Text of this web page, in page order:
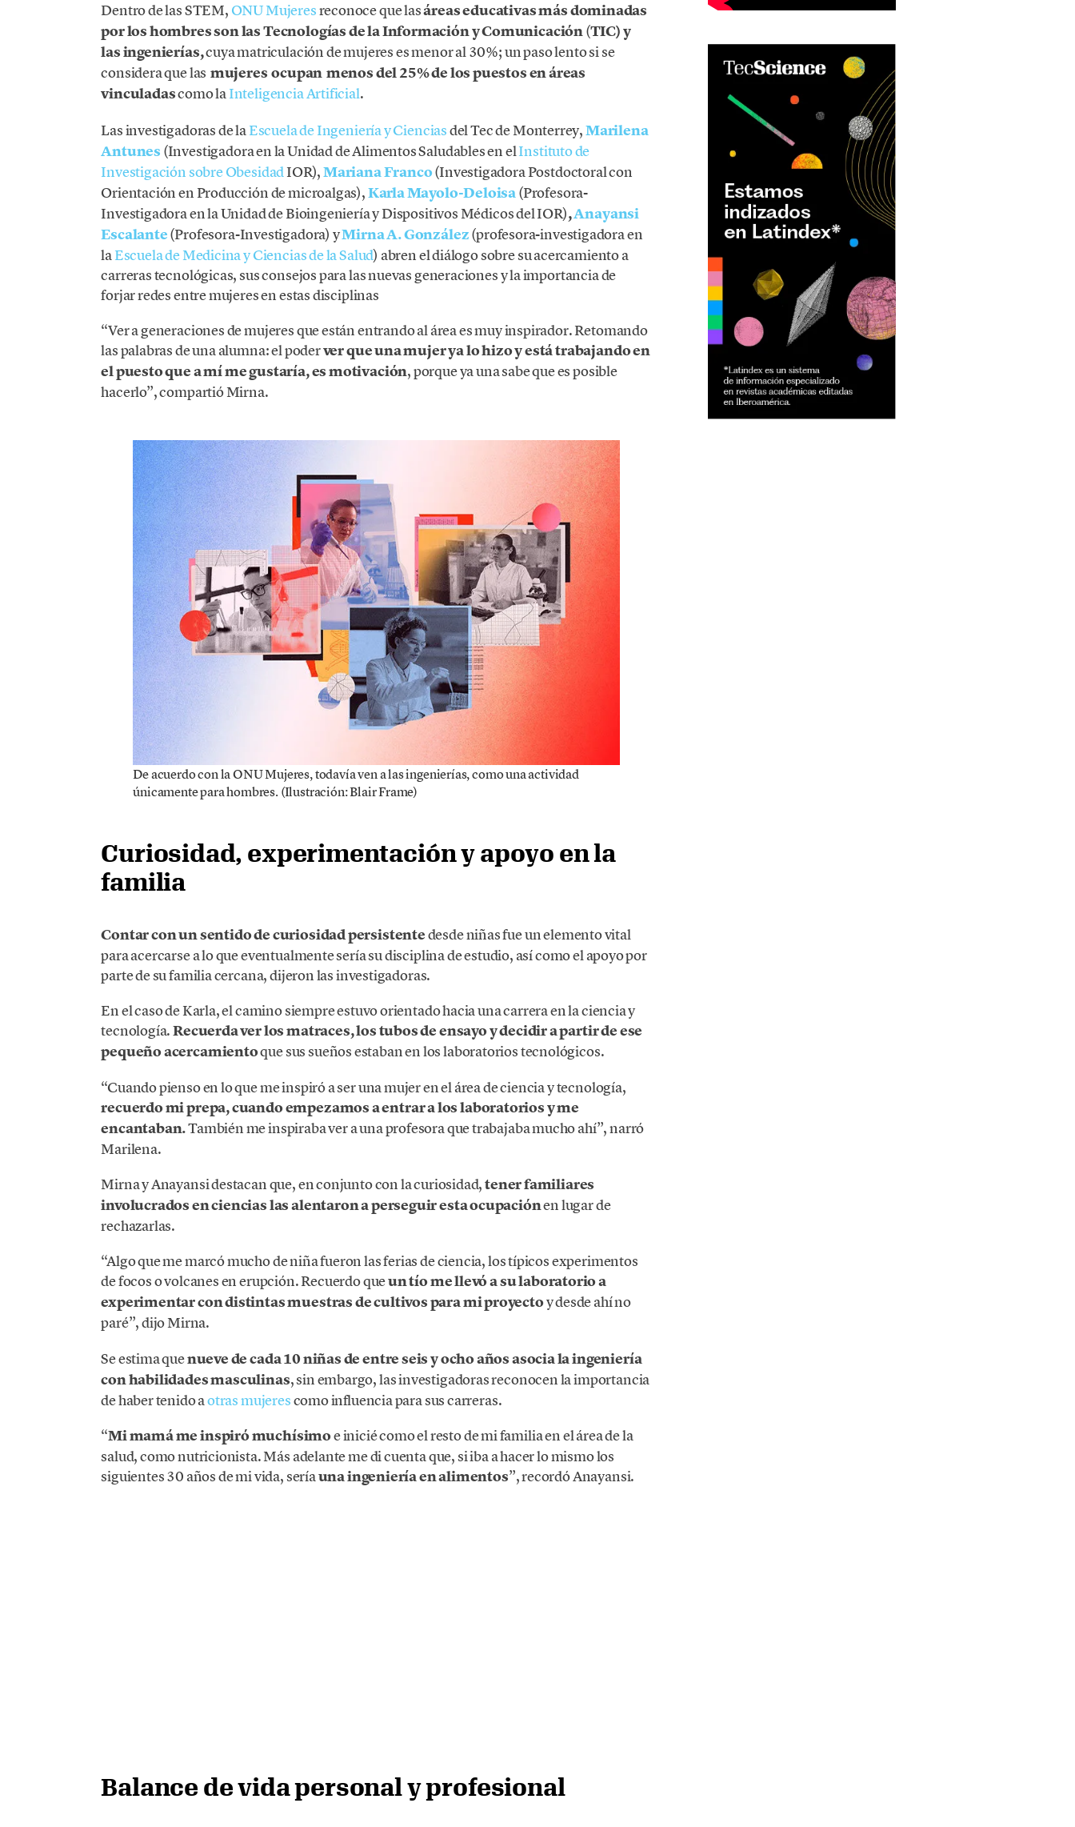
Dentro de las STEM, ONU Mujeresreconoce que lasáreas educativas más dominadas
por los hombres son las Tecnologías de la Información y Comunicación(TIC) y
las ingenierías,cuya matriculación de mujeres es menor al 30%; un paso lento si se
considera que las mujeres ocupan menos del 25% de los puestos en áreas
vinculadascomo laInteligencia Artificial.
Las investigadoras de la Escuela de Ingeniería y Cienciasdel Tec de Monterrey,Marilena
Antunes (Investigadora en la Unidad de Alimentos Saludables en elInstituto de
Investigación sobre Obesidad IOR),Mariana Franco(Investigadora Postdoctoral con
Orientación en Producción de microalgas),Karla Mayolo-Deloisa(Profesora-
Investigadora en la Unidad de Bioingeniería y Dispositivos Médicos del IOR),Anayansi
Escalante(Profesora-Investigadora) yMirna A. González(profesora-investigadora en
la Escuela de Medicina y Ciencias de la Salud) abren el diálogo sobre su acercamiento a
carreras tecnológicas, sus consejos para las nuevas generaciones y la importancia de
forjar redes entre mujeres en estas disciplinas
“Ver a generaciones de mujeres que están entrando al área es muy inspirador. Retomando
las palabras de una alumna: el poderver que una mujer ya lo hizo y está trabajando en
el puesto que a mí me gustaría, es motivación, porque ya una sabe que es posible
hacerlo”, compartió Mirna.
De acuerdo con la ONU Mujeres, todavía ven a las ingenierías, como una actividad
únicamente para hombres. (Ilustración: Blair Frame)
Curiosidad, experimentación y apoyo en la
familia
Contar con un sentido de curiosidad persistentedesde niñas fue un elemento vital
para acercarse a lo que eventualmente sería su disciplina de estudio, así como el apoyo por
parte de su familia cercana, dijeron las investigadoras.
En el caso de Karla, el camino siempre estuvo orientado hacia una carrera en la ciencia y
tecnología.Recuerda ver los matraces, los tubos de ensayo y decidir a partir de ese
pequeño acercamientoque sus sueños estaban en los laboratorios tecnológicos.
“Cuando pienso en lo que me inspiró a ser una mujer en el área de ciencia y tecnología,
recuerdo mi prepa, cuando empezamos a entrar a los laboratorios y me
encantaban.También me inspiraba ver a una profesora que trabajaba mucho ahí”, narró
Marilena.
Mirna y Anayansi destacan que, en conjunto con la curiosidad,tener familiares
involucrados en ciencias las alentaron a perseguir esta ocupaciónen lugar de
rechazarlas.
“Algo que me marcó mucho de niña fueron las ferias de ciencia, los típicos experimentos
de focos o volcanes en erupción. Recuerdo queun tío me llevó a su laboratorio a
experimentar con distintas muestras de cultivos para mi proyectoy desde ahí no
paré”, dijo Mirna.
Se estima quenueve de cada 10 niñas de entre seis y ocho años asocia la ingeniería
con habilidades masculinas, sin embargo, las investigadoras reconocen la importancia
de haber tenido aotras mujerescomo influencia para sus carreras.
“Mi mamá me inspiró muchísimoe inicié como el resto de mi familia en el área de la
salud, como nutricionista. Más adelante me di cuenta que, si iba a hacer lo mismo los
siguientes 30 años de mi vida, seríauna ingeniería en alimentos”, recordó Anayansi.
Balance de vida personal y profesional